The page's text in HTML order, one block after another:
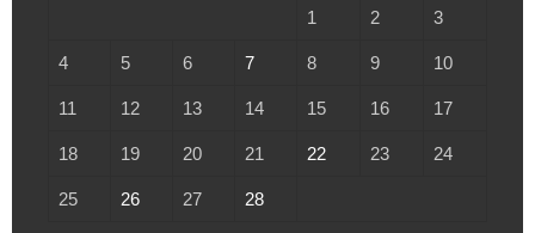
1 2 3
4 5 6 7 8 9 10
11 12 13 14 15 16 17
18 19 20 21 22 23 24
25 26 27 28